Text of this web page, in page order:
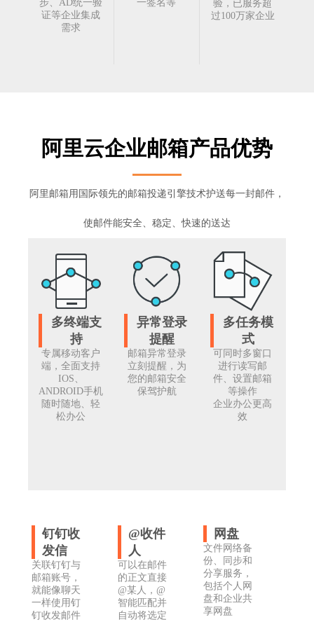
步、AD统一验
证等企业集成
需求
一签名等
验，已服务超
过100万家企业
阿里云企业邮箱产品优势
阿里邮箱用国际领先的邮箱投递引擎技术护送每一封邮件，
使邮件能安全、稳定、快速的送达
多终端支
持
专属移动客户
端，全面支持
IOS、
ANDROID手机
随时随地、轻
松办公
异常登录
提醒
邮箱异常登录
立刻提醒，为
您的邮箱安全
保驾护航
多任务模
式
可同时多窗口
进行读写邮
件、设置邮箱
等操作
企业办公更高
效
钉钉收
发信
关联钉钉与
邮箱账号，
就能像聊天
一样使用钉
钉收发邮件
@收件
人
可以在邮件
的正文直接
@某人，@
智能匹配并
自动将选定
网盘
文件网络备
份、同步和
分享服务，
包括个人网
盘和企业共
享网盘